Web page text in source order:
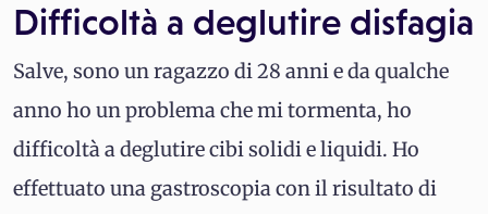
Difficoltà a deglutire disfagia
Salve, sono un ragazzo di 28 anni e da qualche
anno ho un problema che mi tormenta, ho
difficoltà a deglutire cibi solidi e liquidi. Ho
effettuato una gastroscopia con il risultato di